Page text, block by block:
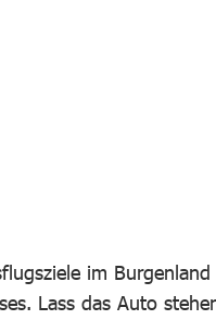
im
Lass das Auto